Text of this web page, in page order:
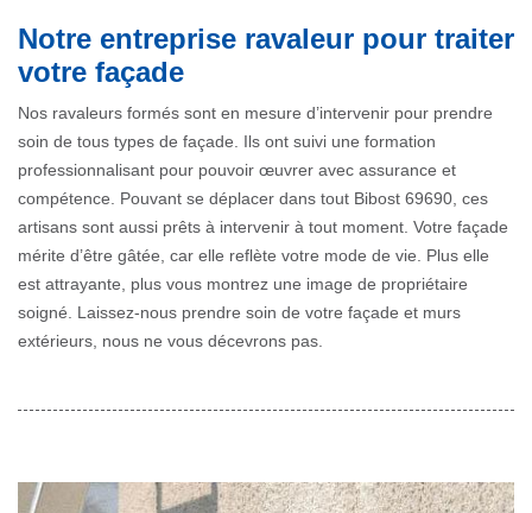
Notre entreprise ravaleur pour traiter
votre façade
Nos ravaleurs formés sont en mesure d’intervenir pour prendre
soin de tous types de façade. Ils ont suivi une formation
professionnalisant pour pouvoir œuvrer avec assurance et
compétence. Pouvant se déplacer dans tout Bibost 69690, ces
artisans sont aussi prêts à intervenir à tout moment. Votre façade
mérite d’être gâtée, car elle reflète votre mode de vie. Plus elle
est attrayante, plus vous montrez une image de propriétaire
soigné. Laissez-nous prendre soin de votre façade et murs
extérieurs, nous ne vous décevrons pas.